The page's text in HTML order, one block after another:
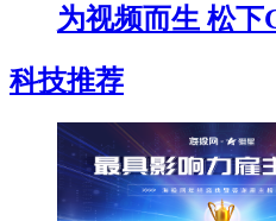
为视频而生 松下
科技推荐